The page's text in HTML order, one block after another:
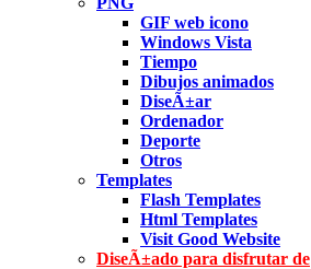
GIF web icono
Windows Vista
Tiempo
Dibujos animados
DiseÃ±ar
Ordenador
Deporte
Otros
Templates
Flash Templates
Html Templates
Visit Good Website
DiseÃ±ado para disfrutar de